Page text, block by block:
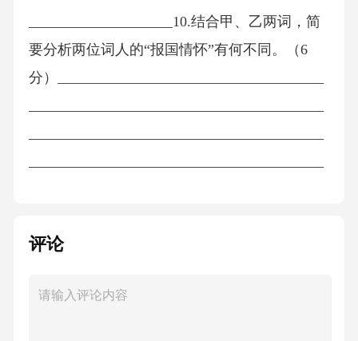
____________________10.结合甲、乙两词，简
要分析两位词人的“报国情怀”有何不同。（6
分）_____________________________________
下列填空，要求准确规范。（6分）（1）《渔
是：________________，________________。
评论